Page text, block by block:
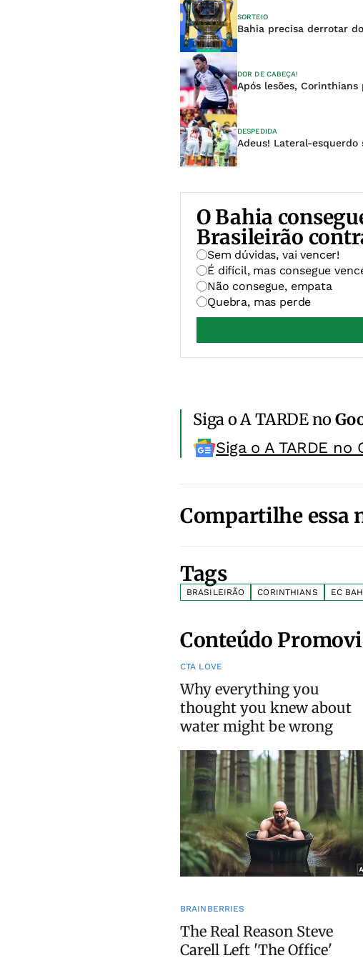
SORTEIO
Bahia precisa derrotar
DOR DE CABEÇA!
Após lesões,
DESPEDIDA
Adeus! Lateral-esquerdo
O Bahia
Brasileirão
Sem dúvidas, vai vencer!
É difícil, mas consegue
Não consegue, empata
Quebra, mas perde
Siga o A TARDE no
Siga o A TARDE no
Compartilhe essa
Tags
BRASILEIRÃO CORINTHIANS EC